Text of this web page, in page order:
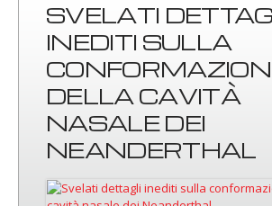
SVELATI
INEDITI SULLA
DELLA CAVITÀ
NASALE DEI
NEANDERTHAL